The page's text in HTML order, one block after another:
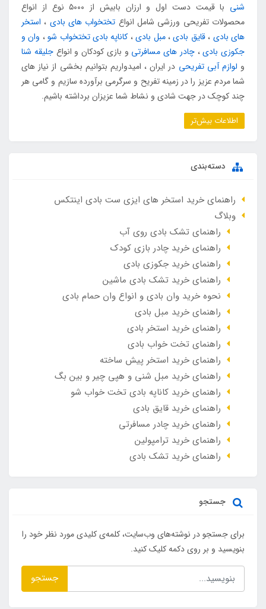
شنی
با قیمت دست اول و ارزان بابیش از ۵۰۰۰ نوع از انواع
محصولات تفریحی ورزشی شامل انواع تختخواب های بادی ، استخر
های بادی ،قایق بادی،مبل بادی، کاناپه بادی تختخواب شو، وان و
جکوزی بادی،چادر های مسافرتی و بازی کودکان و انواعجلیقه شنا
و لوازم آبی تفریحی در ایران ، امیدواریم بتوانیم بخشی از نیاز های
شما مردم عزیز را در زمینه تفریح و سرگرمی برآورده سازیم و گامی هر
چند کوچک در جهت شادی و نشاط شما عزیزان برداشته باشیم.
اطلاعات بیش‌تر
دسته‌بندی
راهنمای خرید استخر های ایزی ست بادی اینتکس
وبلاگ
راهنمای تشک بادی روی آب
راهنمای خرید چادر بازی کودک
راهنمای خرید جکوزی بادی
راهنمای خرید تشک بادی ماشین
نحوه خرید وان بادی و انواع وان حمام بادی
راهنمای خرید مبل بادی
راهنمای خرید استخر بادی
راهنمای تخت خواب بادی
راهنمای خرید استخر پیش ساخته
راهنمای خرید مبل شنی و هپی چیر و بین بگ
راهنمای خرید کاناپه بادی تخت خواب شو
راهنمای خرید قایق بادی
راهنمای خرید چادر مسافرتی
راهنمای خرید ترامپولین
راهنمای خرید تشک بادی
جستجو
برای جستجو در نوشته‌های وب‌سایت، کلمه‌ی کلیدی مورد نظر خود را
بنویسید و بر روی دکمه کلیک کنید.
جستجو